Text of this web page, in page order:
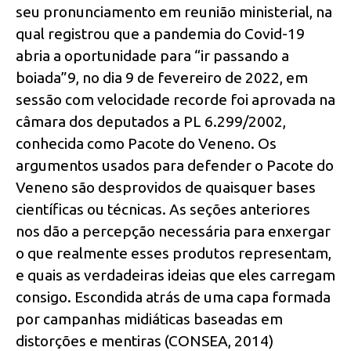
seu pronunciamento em reunião ministerial, na
qual registrou que a pandemia do Covid-19
abria a oportunidade para “ir passando a
boiada”9, no dia 9 de fevereiro de 2022, em
sessão com velocidade recorde foi aprovada na
câmara dos deputados a PL 6.299/2002,
conhecida como Pacote do Veneno. Os
argumentos usados para defender o Pacote do
Veneno são desprovidos de quaisquer bases
científicas ou técnicas. As seções anteriores
nos dão a percepção necessária para enxergar
o que realmente esses produtos representam,
e quais as verdadeiras ideias que eles carregam
consigo. Escondida atrás de uma capa formada
por campanhas midiáticas baseadas em
distorções e mentiras (CONSEA, 2014)